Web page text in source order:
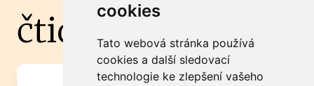
cookies
Tato webová stránka používá
cookies a další sledovací
technologie ke zlepšení vašeho
čtidoma.cz